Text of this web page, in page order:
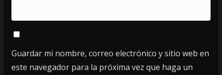
Guardar mi nombre, correo electrónico y sitio web en
este navegador para la próxima vez que haga un